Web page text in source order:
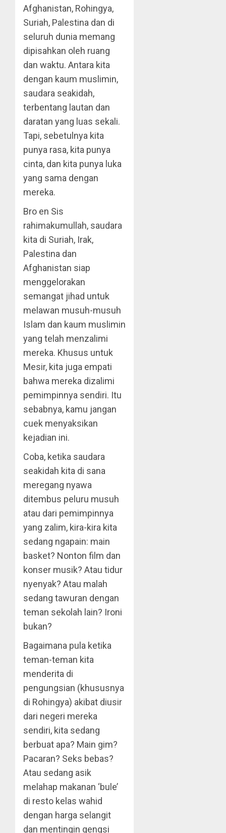
Afghanistan, Rohingya,
Suriah, Palestina dan di
seluruh dunia memang
dipisahkan oleh ruang
dan waktu. Antara kita
dengan kaum muslimin,
saudara seakidah,
terbentang lautan dan
daratan yang luas sekali.
Tapi, sebetulnya kita
punya rasa, kita punya
cinta, dan kita punya luka
yang sama dengan
mereka.
Bro en Sis
rahimakumullah, saudara
kita di Suriah, Irak,
Palestina dan
Afghanistan siap
menggelorakan
semangat jihad untuk
melawan musuh-musuh
Islam dan kaum muslimin
yang telah menzalimi
mereka. Khusus untuk
Mesir, kita juga empati
bahwa mereka dizalimi
pemimpinnya sendiri. Itu
sebabnya, kamu jangan
cuek menyaksikan
kejadian ini.
Coba, ketika saudara
seakidah kita di sana
meregang nyawa
ditembus peluru musuh
atau dari pemimpinnya
yang zalim, kira-kira kita
sedang ngapain: main
basket? Nonton film dan
konser musik? Atau tidur
nyenyak? Atau malah
sedang tawuran dengan
teman sekolah lain? Ironi
bukan?
Bagaimana pula ketika
teman-teman kita
menderita di
pengungsian (khususnya
di Rohingya) akibat diusir
dari negeri mereka
sendiri, kita sedang
berbuat apa? Main gim?
Pacaran? Seks bebas?
Atau sedang asik
melahap makanan ‘bule’
di resto kelas wahid
dengan harga selangit
dan mentingin gengsi